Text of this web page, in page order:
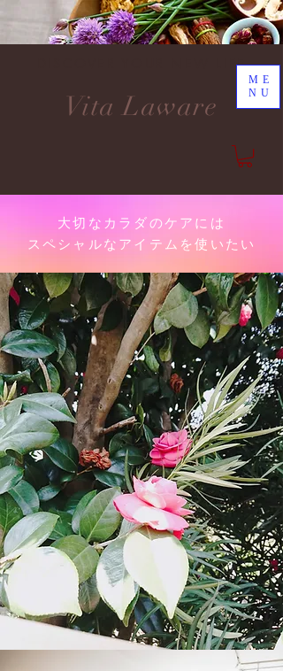
Vita Laware
DISCOVER YOUR NEW LIFE
ME
NU
大切なカラダのケアには
スペシャルなアイテムを使いたい